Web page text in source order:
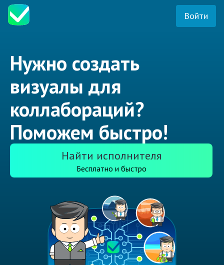
Войти
Нужно создать
визуалы для
коллабораций?
Поможем быстро!
Найти исполнителя
Бесплатно и быстро